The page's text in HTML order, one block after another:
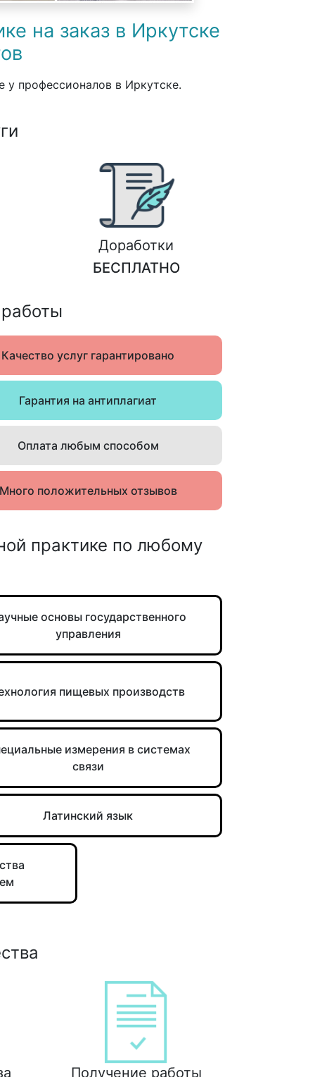
на заказ в Иркутске
у профессионалов в Иркутске.
Доработки
БЕСПЛАТНО
Качество услуг гарантировано
Гарантия на антиплагиат
Оплата любым способом
положительных отзывов
практике по любому
основы государственного
управления
пищевых производств
измерения в системах
связи
Латинский язык
Получение работы